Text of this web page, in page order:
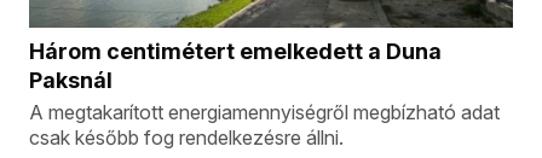
Három centimétert emelkedett a Duna
Paksnál
A megtakarított energiamennyiségről megbízható adat
csak később fog rendelkezésre állni.